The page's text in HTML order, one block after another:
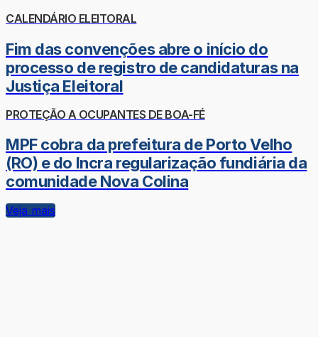
CALENDÁRIO ELEITORAL
Fim das convenções abre o início do
processo de registro de candidaturas na
Justiça Eleitoral
PROTEÇÃO A OCUPANTES DE BOA-FÉ
MPF cobra da prefeitura de Porto Velho
(RO) e do Incra regularização fundiária da
comunidade Nova Colina
Veja mais